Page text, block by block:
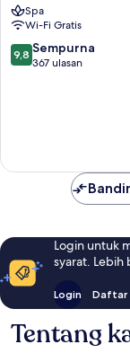
and
Wine
Bar
Kota
Spa
Wi-Fi Gratis
9.8
dari
9,8 Sempurna
367 ulasan
Login untuk
syarat. Lebih
Login Daftar
Tentang